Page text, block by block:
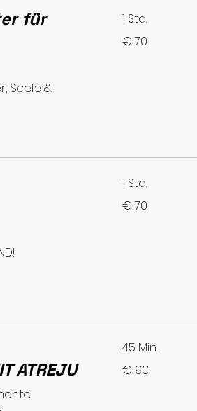
für
Seele &
1 Std.
Euro
€ 70
1 Std.
Euro
€ 70
ATREJU
45 Min.
Euro
€ 90